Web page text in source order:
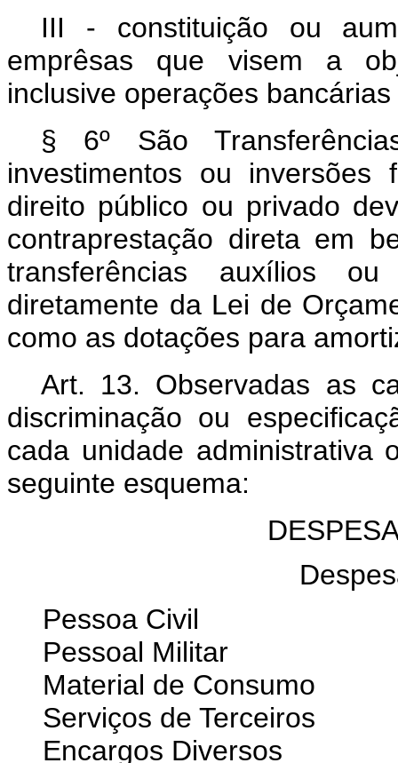
III - constituição ou
emprêsas que visem a
inclusive operações
§ 6º São
investimentos ou inversões
direito público ou privado
contraprestação direta em
transferências auxílios
diretamente da Lei de
como as dotações para
Art. 13. Observadas as
discriminação ou
cada unidade administrativa
seguinte esquema:
Pessoa Civil
Pessoal Militar
Material de Consumo
Serviços de Terceiros
Encargos Diversos